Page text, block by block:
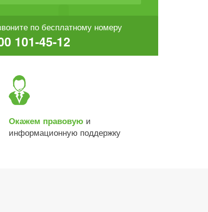
по бесплатному номеру
101-45-12
Окажем правовую и
информационную поддержку